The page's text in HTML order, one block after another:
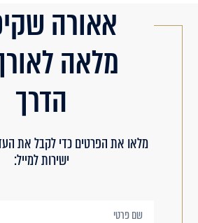
אאורה
מלאה
הדרך
מלאו את הפרטים כדי לקבל את
ישירות למייל: